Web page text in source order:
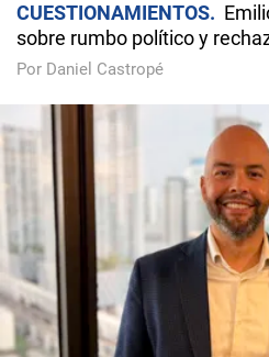
CUESTIONAMIENTOS
sobre rumbo político y
Por Daniel Castropé